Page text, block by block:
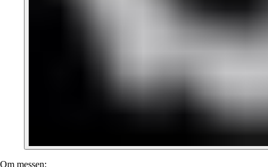
Om messen: